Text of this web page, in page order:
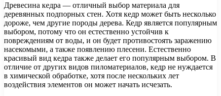
Древесина кедра — отличный выбор материала для
деревянных подпорных стен. Хотя кедр может быть несколько
дороже, чем другие породы дерева. Кедр является популярным
выбором, потому что он естественно устойчив к
повреждениям от воды, и он будет противостоять заражению
насекомыми, а также появлению плесени. Естественно
красивый вид кедра также делает его популярным выбором. В
отличие от других видов пиломатериалов, кедр не нуждается
в химической обработке, хотя после нескольких лет
воздействия элементов он может начать исчезать.